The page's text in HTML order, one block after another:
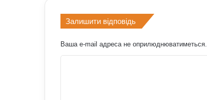
Залишити відповідь
Ваша e-mail адреса не оприлюднюватиметься.